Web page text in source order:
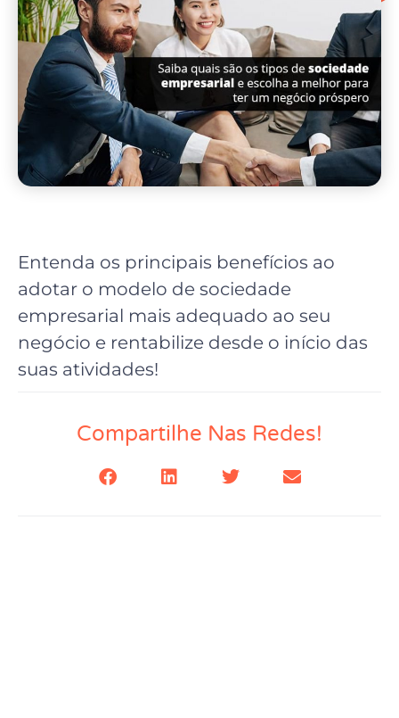
Entenda os principais benefícios ao
adotar o modelo de sociedade
empresarial mais adequado ao seu
negócio e rentabilize desde o início das
suas atividades!
Compartilhe Nas Redes!